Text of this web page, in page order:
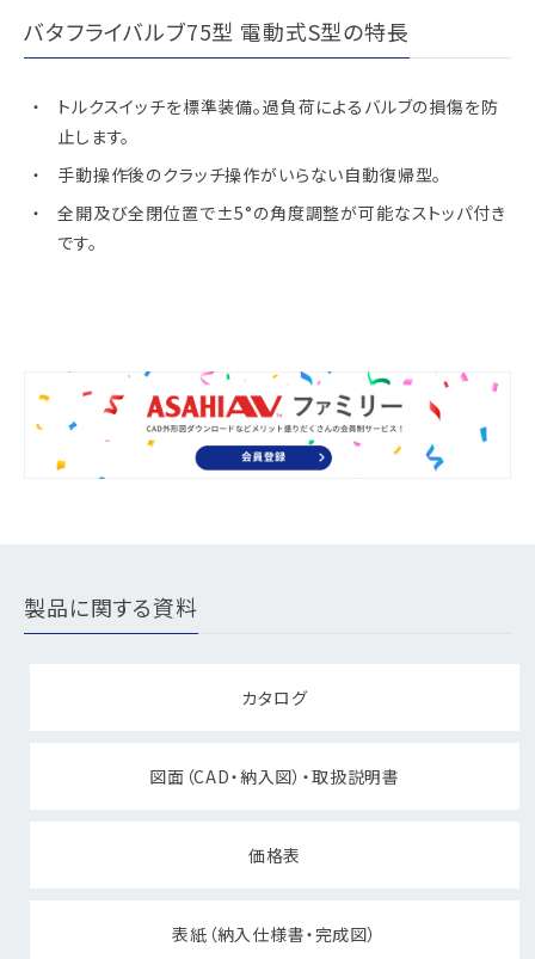
バタフライバルブ75型 電動式S型の特長
トルクスイッチを標準装備。過負荷によるバルブの損傷を防
止します。
手動操作後のクラッチ操作がいらない自動復帰型。
全開及び全閉位置で±5°の角度調整が可能なストッパ付き
です。
製品に関する資料
カタログ
図面（CAD・納入図）・取扱説明書
価格表
表紙（納入仕様書・完成図）